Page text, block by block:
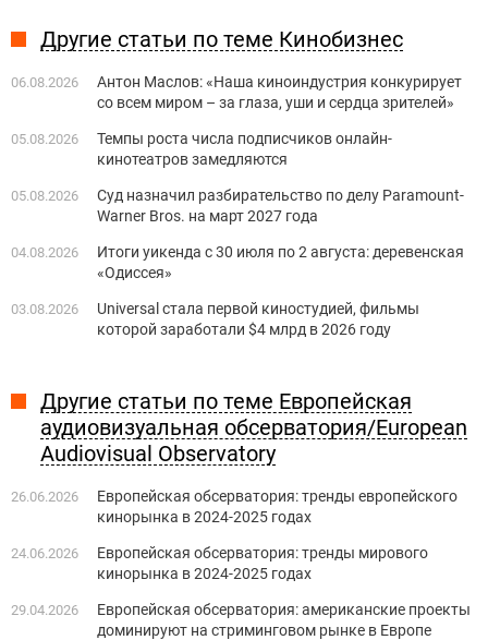
Другие статьи по теме Кинобизнес
06.08.2026
Антон Маслов: «Наша киноиндустрия конкурирует
со всем миром – за глаза, уши и сердца зрителей»
05.08.2026
Темпы роста числа подписчиков онлайн-
кинотеатров замедляются
05.08.2026
Суд назначил разбирательство по делу Paramount-
Warner Bros. на март 2027 года
04.08.2026
Итоги уикенда с 30 июля по 2 августа: деревенская
«Одиссея»
03.08.2026
Universal стала первой киностудией, фильмы
которой заработали $4 млрд в 2026 году
Другие статьи по теме Европейская
аудиовизуальная обсерватория/European
Audiovisual Observatory
26.06.2026
Европейская обсерватория: тренды европейского
кинорынка в 2024-2025 годах
24.06.2026
Европейская обсерватория: тренды мирового
кинорынка в 2024-2025 годах
29.04.2026
Европейская обсерватория: американские проекты
доминируют на стриминговом рынке в Европе